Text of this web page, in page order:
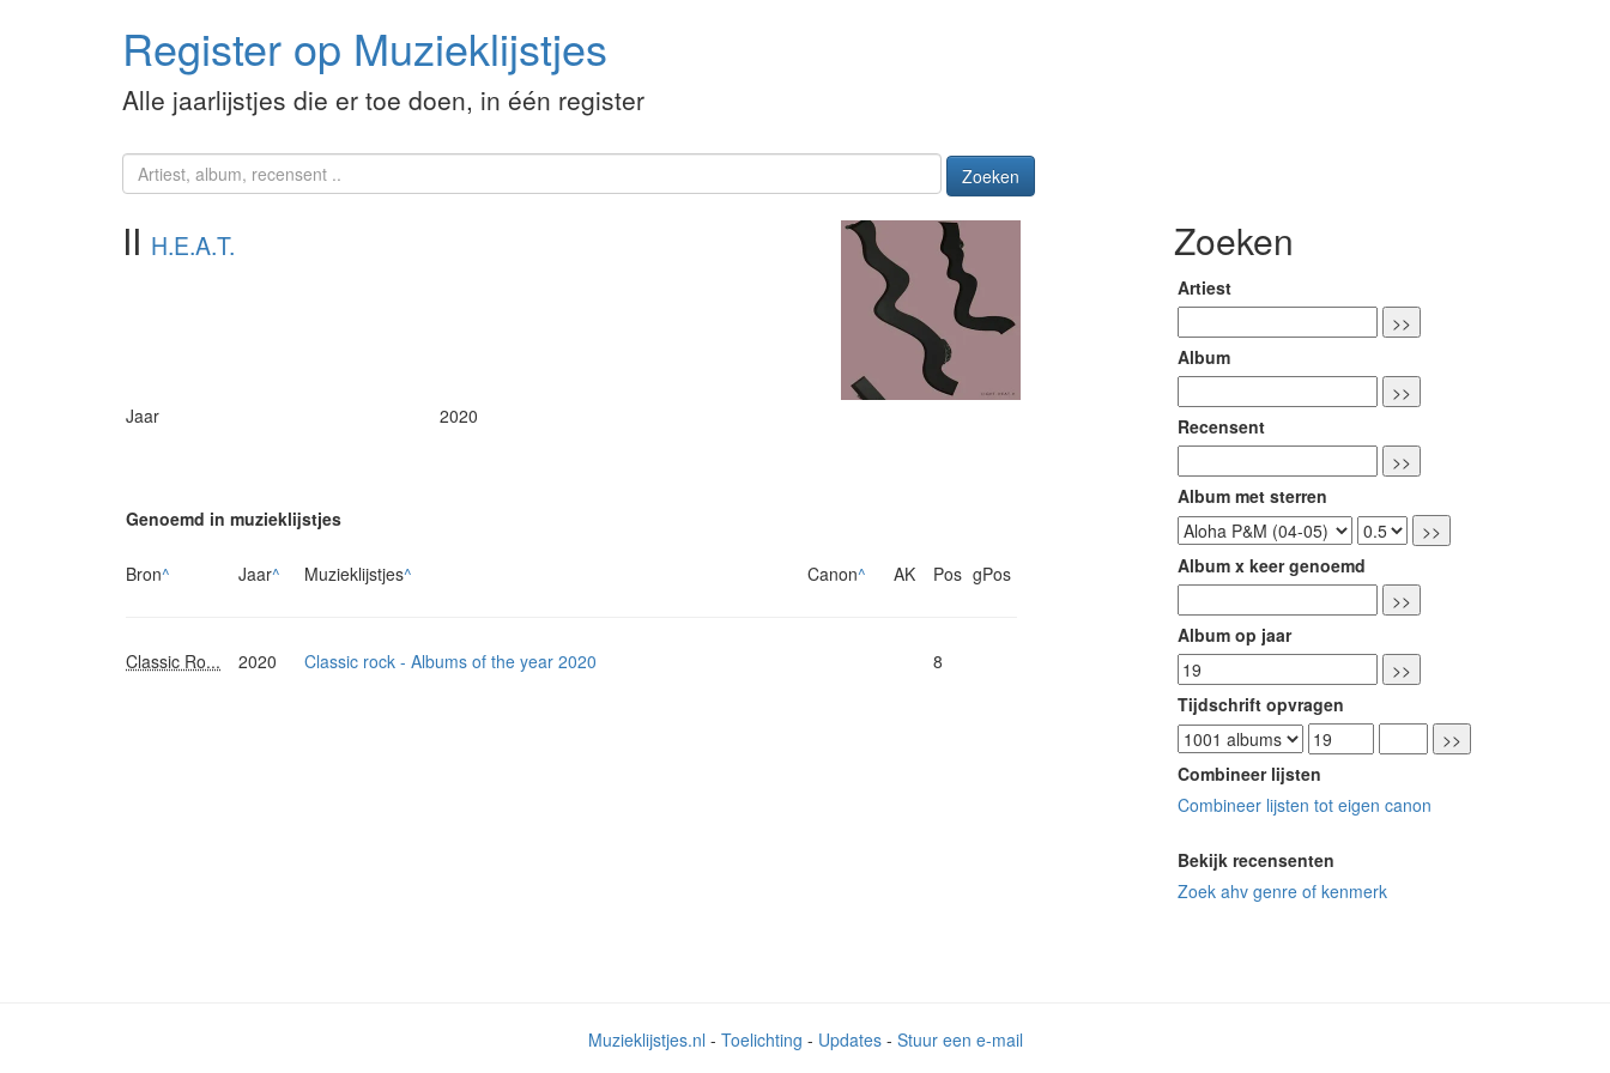
Register op Muzieklijstjes
Alle jaarlijstjes die er toe doen, in één register
Zoeken
II H.E.A.T.
Jaar 2020
Genoemd in muzieklijstjes
Bron^ Jaar^ Muzieklijstjes^ Canon^ AK Pos gPos
Classic Ro... 2020 Classic rock - Albums of the year 2020 8
Zoeken
Artiest
Album
Recensent
Album met sterren
Album x keer genoemd
Album op jaar
Tijdschrift opvragen
Combineer lijsten
Combineer lijsten tot eigen canon
Bekijk recensenten
Zoek ahv genre of kenmerk
Muzieklijstjes.nl - Toelichting - Updates- Stuur een e-mail